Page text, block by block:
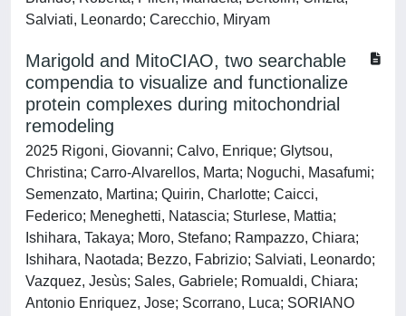
Salviati, Leonardo; Carecchio, Miryam
Marigold and MitoCIAO, two searchable
compendia to visualize and functionalize
protein complexes during mitochondrial
remodeling
2025 Rigoni, Giovanni; Calvo, Enrique; Glytsou,
Christina; Carro-Alvarellos, Marta; Noguchi, Masafumi;
Semenzato, Martina; Quirin, Charlotte; Caicci,
Federico; Meneghetti, Natascia; Sturlese, Mattia;
Ishihara, Takaya; Moro, Stefano; Rampazzo, Chiara;
Ishihara, Naotada; Bezzo, Fabrizio; Salviati, Leonardo;
Vazquez, Jesùs; Sales, Gabriele; Romualdi, Chiara;
Antonio Enriquez, Jose; Scorrano, Luca; SORIANO